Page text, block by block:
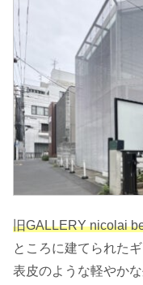
旧GALLERY nicolai
ところに建てられたギ
表皮のような軽やか